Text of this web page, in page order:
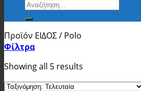
Αναζήτηση
για:
Προϊόν ΕΙΔΟΣ/ Polo
Φίλτρα
Showing all 5 results